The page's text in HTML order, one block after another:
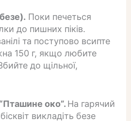
Поки печеться
до пишних піків.
та поступово всипте
150 г, якщо любите
до щільної,
око”. На гарячий
викладіть безе